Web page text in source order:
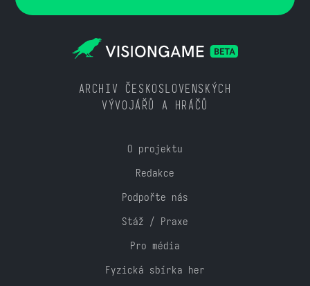
ARCHIV ČESKOSLOVENSKÝCH
VÝVOJÁŘŮ A HRÁČŮ
O projektu
Redakce
Podpořte nás
Stáž / Praxe
Pro média
Fyzická sbírka her